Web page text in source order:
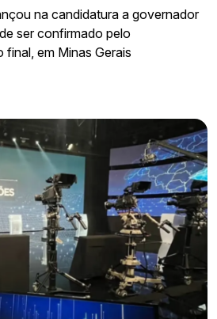
na candidatura a governador
ser confirmado pelo
em Minas Gerais